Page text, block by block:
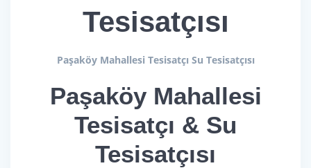
Tesisatçısı
Paşaköy Mahallesi Tesisatçı Su Tesisatçısı
Paşaköy Mahallesi
Tesisatçı & Su
Tesisatçısı